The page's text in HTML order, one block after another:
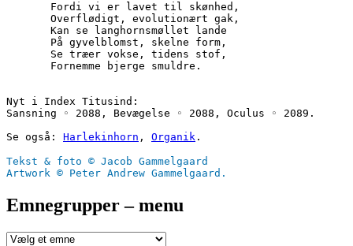
       Fordi vi er lavet til skønhed,
       Overflødigt, evolutionært gak,
       Kan se langhornsmøllet lande
       På gyvelblomst, skelne form,
       Se træer vokse, tidens stof,
       Fornemme bjerge smuldre.
Nyt i Index Titusind:
Sansning ◦ 2088, Bevægelse ◦ 2088, Oculus ◦ 2089.
Se også: Harlekinhorn , Organik .
Tekst & foto © Jacob Gammelgaard
Artwork © Peter Andrew Gammelgaard.
Emnegrupper – menu